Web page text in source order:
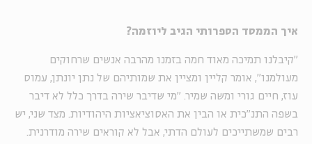
איך הממסד הספרותי הגיב ליוזמה?
"קיבלנו תמיכה מאוד חמה בזמנו מהרבה אנשים שרחוקים
מעולמנו", אומר קליין ומציין את שמותיהם של נתן יונתן, עמוס
עוז, חיים גורי ומשה שמיר. "מי שדיבר שירה בדרך כלל לא דיבר
בשפה התנ"כית או הבין את האסוציאציות היהודיות. מצד שני, יש
רבים שמשתייכים לעולם הדתי, אבל לא קוראים שירה מודרנית.